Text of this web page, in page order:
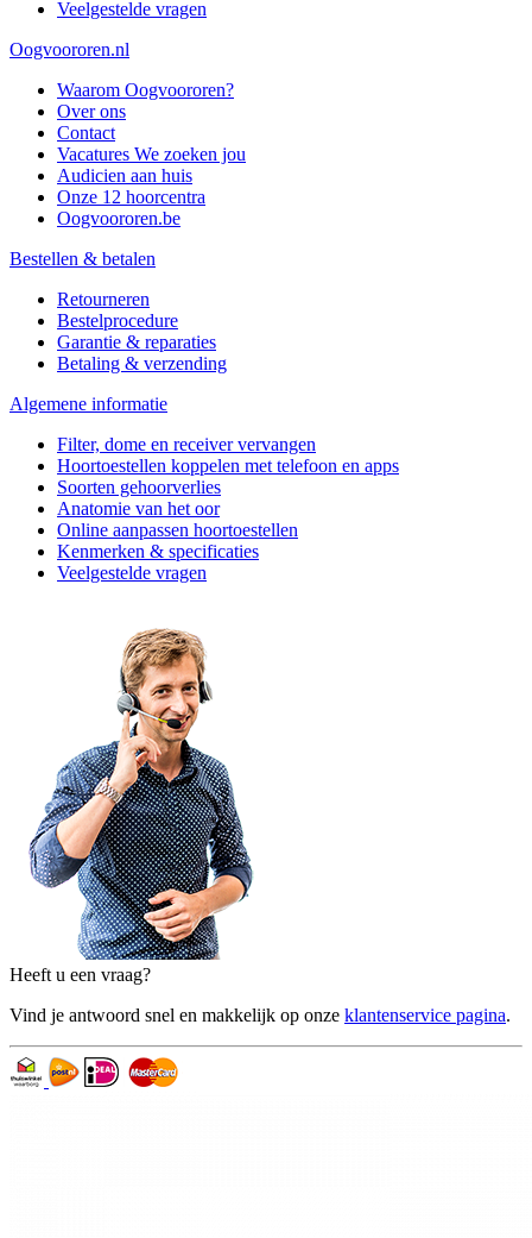
Veelgestelde vragen
Oogvoororen.nl
Waarom Oogvoororen?
Over ons
Contact
Vacatures We zoeken jou
Audicien aan huis
Onze 12 hoorcentra
Oogvoororen.be
Bestellen & betalen
Retourneren
Bestelprocedure
Garantie & reparaties
Betaling & verzending
Algemene informatie
Filter, dome en receiver vervangen
Hoortoestellen koppelen met telefoon en apps
Soorten gehoorverlies
Anatomie van het oor
Online aanpassen hoortoestellen
Kenmerken & specificaties
Veelgestelde vragen
Heeft u een vraag?
Vind je antwoord snel en makkelijk op onze klantenservice pagina.